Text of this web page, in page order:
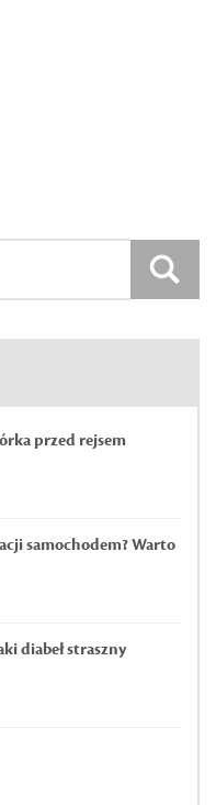
przed rejsem
samochodem? Warto
diabeł straszny